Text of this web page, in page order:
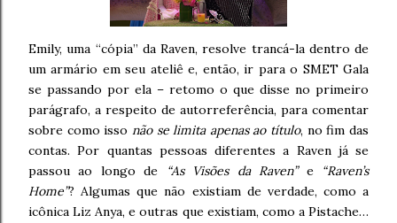
Emily, uma “cópia” da Raven, resolve trancá-la dentro de
um armário em seu ateliê e, então, ir para o SMET Gala
se passando por ela – retomo o que disse no primeiro
parágrafo, a respeito de autorreferência, para comentar
sobre como isso não se limita apenas ao título, no fim das
contas. Por quantas pessoas diferentes a Raven já se
passou ao longo de
“As Visões da Raven”e
“Raven’s
Home”? Algumas que não existiam de verdade, como a
icônica Liz Anya, e outras que existiam, como a Pistache…